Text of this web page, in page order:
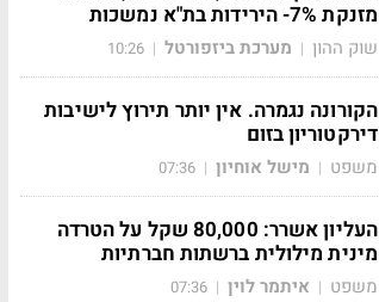
מזנקת 7%- הירידות בת"א נמשכות
שוק ההון | מערכת ביזפורטל |
10:26
הקורונה נגמרה. אין יותר תירוץ לישיבות
דירקטוריון בזום
משפט | מישל אוחיון |
07:36
העליון אשרר: 80,000 שקל על הטרדה
מינית מילולית ברשתות חברתיות
משפט | איתמר לוין |
07:36